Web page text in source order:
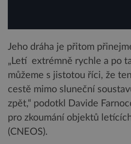
Jeho dráha je přitom
„Letí extrémně rychle a po
můžeme s jistotou říci, že
cestě mimo sluneční
zpět,“ podotkl Davide
pro zkoumání objektů
(CNEOS).